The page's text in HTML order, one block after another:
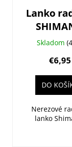
Lanko
Skladom
€6,95
DO
Nerezové
lanko